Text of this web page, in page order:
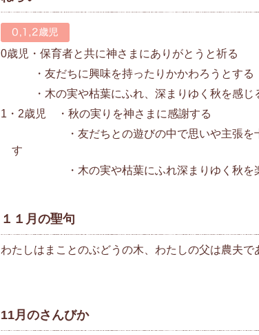
0歳児・保育者と共に神さまにありがとうと祈る
・友だちに興味を持ったりかかわろうとする
・木の実や枯葉にふれ、深まりゆく秋を感じ
1・2歳児 ・秋の実りを神さまに感謝する
・友だちとの遊びの中で思いや主張を十
す
・木の実や枯葉にふれ深まりゆく秋を
１１月の聖句
わたしはまことのぶどうの木、わたしの父は農夫で
11月のさんびか